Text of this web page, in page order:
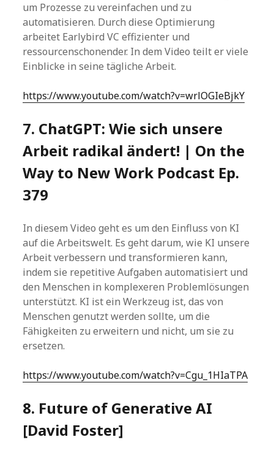
um Prozesse zu vereinfachen und zu
automatisieren. Durch diese Optimierung
arbeitet Earlybird VC effizienter und
ressourcenschonender. In dem Video teilt er viele
Einblicke in seine tägliche Arbeit.
https://www.youtube.com/watch?v=wrlOGIeBjkY
7. ChatGPT: Wie sich unsere
Arbeit radikal ändert! | On the
Way to New Work Podcast Ep.
379
In diesem Video geht es um den Einfluss von KI
auf die Arbeitswelt. Es geht darum, wie KI unsere
Arbeit verbessern und transformieren kann,
indem sie repetitive Aufgaben automatisiert und
den Menschen in komplexeren Problemlösungen
unterstützt. KI ist ein Werkzeug ist, das von
Menschen genutzt werden sollte, um die
Fähigkeiten zu erweitern und nicht, um sie zu
ersetzen.
https://www.youtube.com/watch?v=Cgu_1HIaTPA
8. Future of Generative AI
[David Foster]